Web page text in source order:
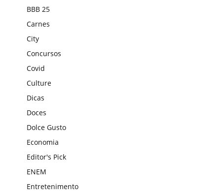
BBB 25
Carnes
City
Concursos
Covid
Culture
Dicas
Doces
Dolce Gusto
Economia
Editor's Pick
ENEM
Entretenimento